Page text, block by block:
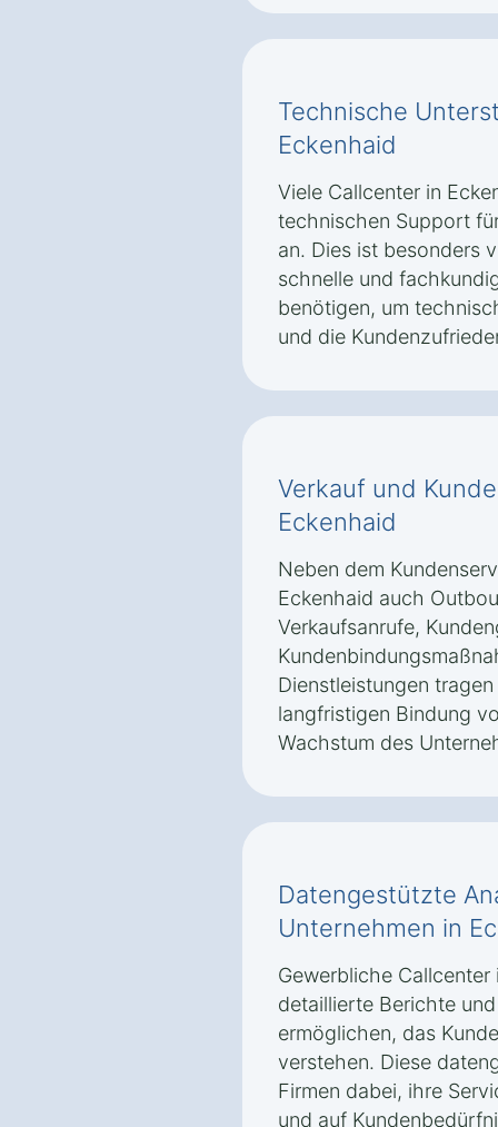
Technische
Eckenhaid
Viele Callcenter in
technischen Support
an. Dies ist besonders
schnelle und
benötigen, um
und die
Verkauf und
Eckenhaid
Neben dem
Eckenhaid auch
Verkaufsanrufe,
Dienstleistungen
langfristigen Bindung
Wachstum des
Datengestützte
Unternehmen in
Gewerbliche
detaillierte Berichte
ermöglichen, das
verstehen. Diese
Firmen dabei, ihre
und auf